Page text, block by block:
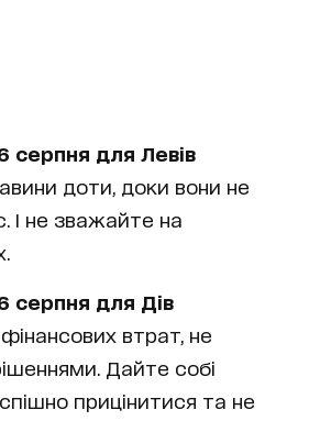
серпня для Левів
доти, доки вони не
І не зважайте на
серпня для Дів
втрат, не
Дайте собі
прицінитися та не